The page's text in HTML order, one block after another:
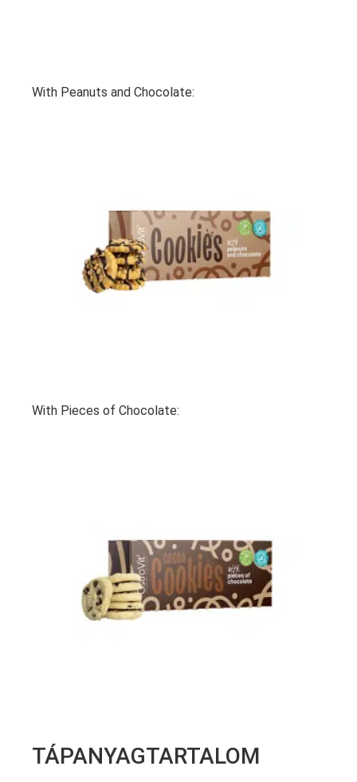
With Peanuts and Chocolate:
With Pieces of Chocolate:
TÁPANYAGTARTALOM